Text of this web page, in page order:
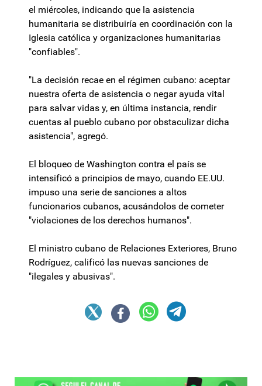
el miércoles, indicando que la asistencia
humanitaria se distribuiría en coordinación con la
Iglesia católica y organizaciones humanitarias
"confiables".
"La decisión recae en el régimen cubano: aceptar
nuestra oferta de asistencia o negar ayuda vital
para salvar vidas y, en última instancia, rendir
cuentas al pueblo cubano por obstaculizar dicha
asistencia", agregó.
El bloqueo de Washington contra el país se
intensificó a principios de mayo, cuando EE.UU.
impuso una serie de sanciones a altos
funcionarios cubanos, acusándolos de cometer
"violaciones de los derechos humanos".
El ministro cubano de Relaciones Exteriores, Bruno
Rodríguez, calificó las nuevas sanciones de
"ilegales y abusivas".